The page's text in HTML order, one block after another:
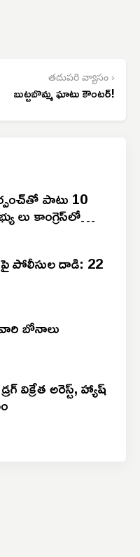
తదుపరి వ్యాసం ›
బుట్టబొమ్మ ఘాటు కౌంటర్!
పాటు 10
లు కాంగ్రెస్‌లో
పోలీసుల దాడి: 22
బోనాలు
విక్రేత అరెస్ట్, హ్యాష్